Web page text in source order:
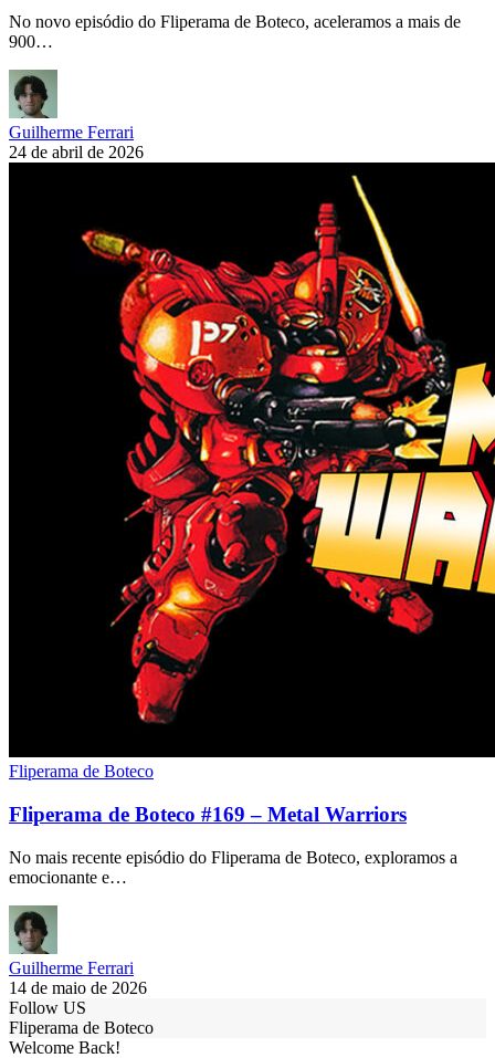
No novo episódio do Fliperama de Boteco, aceleramos a mais de
900…
Guilherme Ferrari
24 de abril de 2026
Fliperama de Boteco
Fliperama de Boteco #169 – Metal Warriors
No mais recente episódio do Fliperama de Boteco, exploramos a
emocionante e…
Guilherme Ferrari
14 de maio de 2026
Follow US
Fliperama de Boteco
Welcome Back!